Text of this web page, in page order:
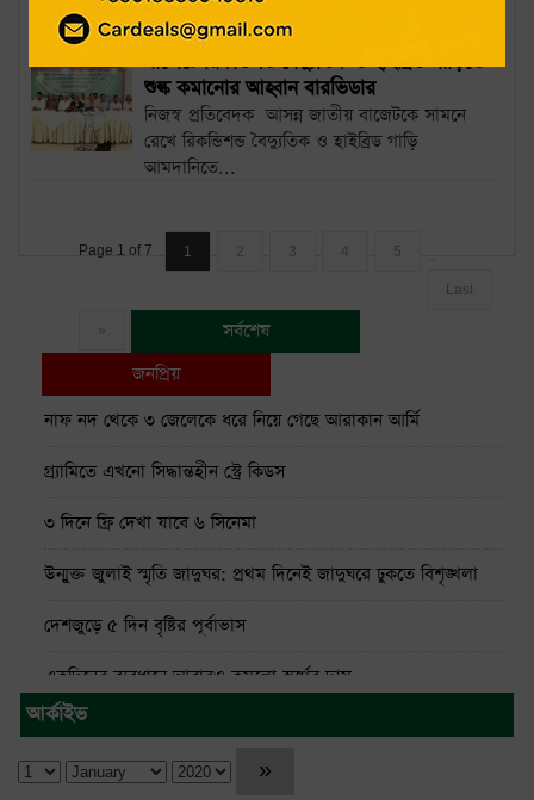
বাজেটে রিকন্ডিশন্ড বৈদ্যুতিক ও হাইব্রিড গাড়িতে
শুল্ক কমানোর আহ্বান বারভিডার
নিজস্ব প্রতিবেদক আসন্ন জাতীয় বাজেটকে সামনে
রেখে রিকন্ডিশন্ড বৈদ্যুতিক ও হাইব্রিড গাড়ি
আমদানিতে...
Page 1 of 7 1 2 3 4 5
Last
»
সর্বশেষ
জনপ্রিয়
নাফ নদ থেকে ৩ জেলেকে ধরে নিয়ে গেছে আরাকান আর্মি
গ্র্যামিতে এখনো সিদ্ধান্তহীন স্ট্রে কিডস
৩ দিনে ফ্রি দেখা যাবে ৬ সিনেমা
উন্মুক্ত জুলাই স্মৃতি জাদুঘর: প্রথম দিনেই জাদুঘরে ঢুকতে বিশৃঙ্খলা
দেশজুড়ে ৫ দিন বৃষ্টির পূর্বাভাস
একদিনের ব্যবধানে আবারও কমলো স্বর্ণের দাম
ঢাকা-ময়মনসিংহ রুটে ট্রেন চলাচল বন্ধ
থাইল্যান্ডে স্কুলে শিক্ষার্থীর বন্দুক হামলায় নিহত ৭
আর্কাইভ